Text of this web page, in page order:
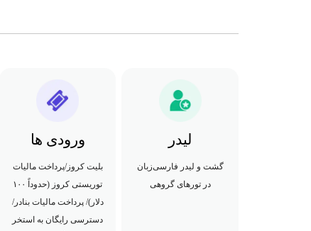
لیدر
گشت و لیدر فارسی‌زبان
در تورهای گروهی
ورودی ها
بلیت کروز/پرداخت مالیات
توریستی کروز (حدوداً ۱۰۰
دلار)/ پرداخت مالیات بنادر/
دسترسی رایگان به استخر